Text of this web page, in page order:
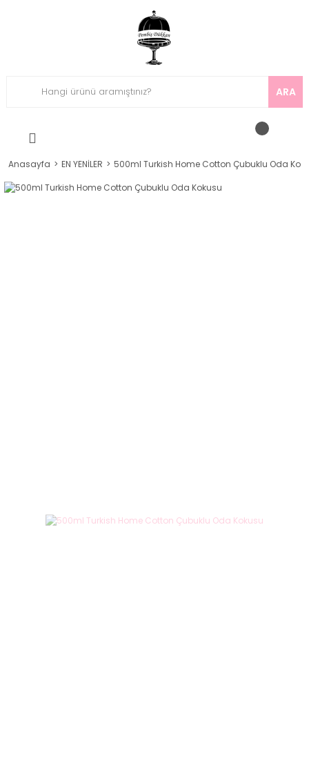
ARA
Anasayfa EN YENİLER 500ml Turkish Home Cotton Çubuklu Oda